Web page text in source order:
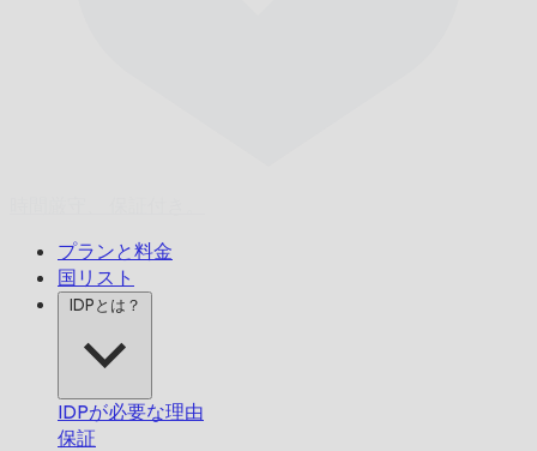
プランと料金
国リスト
IDPとは？
IDPが必要な理由
保証